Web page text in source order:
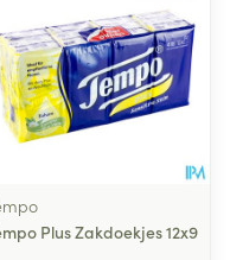
Plus Zakdoekjes 12x9